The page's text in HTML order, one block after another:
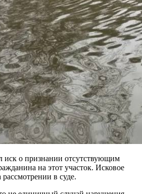
иск о признании отсутствующим
на этот участок. Исковое
рассмотрении в суде.